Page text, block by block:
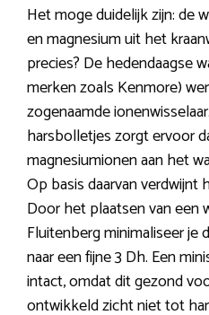
Het moge duidelijk zijn: de
en magnesium uit het
precies? De hedendaagse
merken zoals Kenmore)
zogenaamde
harsbolletjes zorgt ervoor
magnesiumionen aan het
Op basis daarvan verdwijnt
Door het plaatsen van een
Fluitenberg minimaliseer je
naar een fijne 3 Dh. Een
intact, omdat dit gezond
ontwikkeld zicht niet tot